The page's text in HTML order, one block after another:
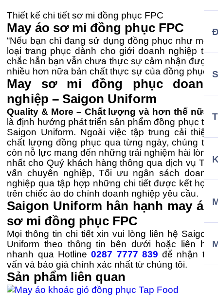
Thiết kế chi tiết sơ mi đồng phục FPC
May áo sơ mi đồng phục FPC
“Nếu bạn chỉ đang sử dụng đồng phục như một
loại trang phục dành cho giới doanh nghiệp thì
chắc hẳn bạn vẫn chưa thực sự cảm nhận được
nhiều hơn nữa bản chất thực sự của đồng phục”
May sơ mi đồng phục doanh
nghiệp – Saigon Uniform
Quality & More – Chất lượng và hơn thế nữa
là định hướng phát triển sản phẩm đồng phục tại
Saigon Uniform. Ngoài việc tập trung cải thiện
chất lượng đồng phục qua từng ngày, chúng tôi
còn nỗ lực mang đến những trải nghiệm hài lòng
nhất cho Quý khách hàng thông qua dịch vụ Tư
vấn chuyên nghiệp, Tối ưu ngân sách doanh
nghiệp qua tập hợp những chi tiết được kết hợp
trên chiếc áo do chính doanh nghiệp yêu cầu.
Saigon Uniform hân hạnh may áo
sơ mi đồng phục FPC
Mọi thông tin chi tiết xin vui lòng liên hệ Saigon
Uniform theo thông tin bên dưới hoặc liên hệ
nhanh qua Hotline0287 7777 839 để nhận tư
vấn và báo giá chính xác nhất từ chúng tôi.
Sản phẩm liên quan